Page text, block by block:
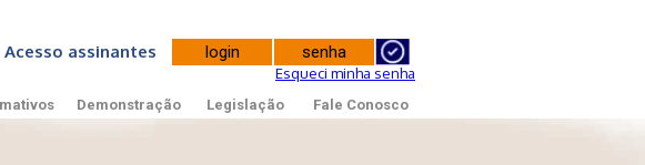
Acesso assinantes
Esqueci minha senha
Demonstração Legislação Fale Conosco